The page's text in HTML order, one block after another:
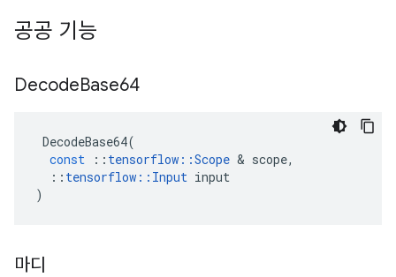
공공 기능
DecodeBase64
DecodeBase64(
const
:: tensorflow ::Scope & scope,
:: tensorflow :: Input input
)
마디